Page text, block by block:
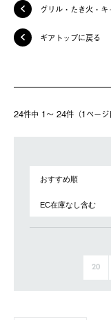
グリル・たき火・
ギアトップに戻る
24件中 1〜 24件（1ページ
20